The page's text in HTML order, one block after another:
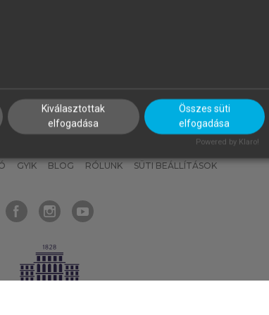
MI – ÁLTALÁNOS IRÁNYELVEK
GYIK BLOG RÓLUNK SÜTI BEÁLLÍTÁSOK
Kiválasztottak
elfogadása
Összes süti
elfogadása
Powered by Klaro!